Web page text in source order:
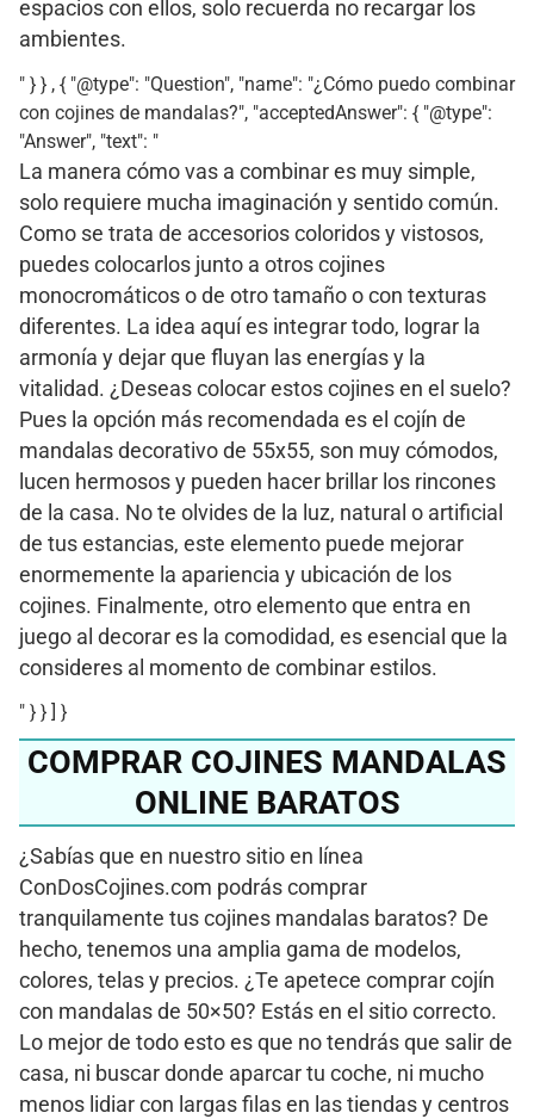
espacios con ellos, solo recuerda no recargar los
ambientes.
" } } , { "@type": "Question", "name": "¿Cómo puedo combinar
con cojines de mandalas?", "acceptedAnswer": { "@type":
"Answer", "text": "
La manera cómo vas a combinar es muy simple,
solo requiere mucha imaginación y sentido común.
Como se trata de accesorios coloridos y vistosos,
puedes colocarlos junto a otros cojines
monocromáticos o de otro tamaño o con texturas
diferentes. La idea aquí es integrar todo, lograr la
armonía y dejar que fluyan las energías y la
vitalidad. ¿Deseas colocar estos cojines en el suelo?
Pues la opción más recomendada es el cojín de
mandalas decorativo de 55x55, son muy cómodos,
lucen hermosos y pueden hacer brillar los rincones
de la casa. No te olvides de la luz, natural o artificial
de tus estancias, este elemento puede mejorar
enormemente la apariencia y ubicación de los
cojines. Finalmente, otro elemento que entra en
juego al decorar es la comodidad, es esencial que la
consideres al momento de combinar estilos.
" } } ] }
COMPRAR COJINES MANDALAS
ONLINE BARATOS
¿Sabías que en nuestro sitio en línea
ConDosCojines.com podrás comprar
tranquilamente tus cojines mandalas baratos? De
hecho, tenemos una amplia gama de modelos,
colores, telas y precios. ¿Te apetece comprar cojín
con mandalas de 50×50? Estás en el sitio correcto.
Lo mejor de todo esto es que no tendrás que salir de
casa, ni buscar donde aparcar tu coche, ni mucho
menos lidiar con largas filas en las tiendas y centros